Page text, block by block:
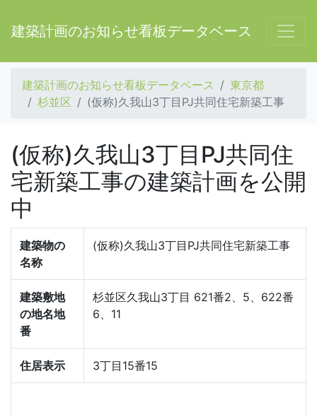
建築計画のお知らせ看板データベース
建築計画のお知らせ看板データベース
東京都
杉並区
(仮称)久我山3丁目PJ共同住宅新築工事
(仮称)久我山3丁目PJ共同住
宅新築工事の建築計画を公開
中
建築物の
名称
(仮称)久我山3丁目PJ共同住宅新築工事
建築敷地
の地名地
番
杉並区久我山3丁目 621番2、5、622番
6、11
住居表示 3丁目15番15